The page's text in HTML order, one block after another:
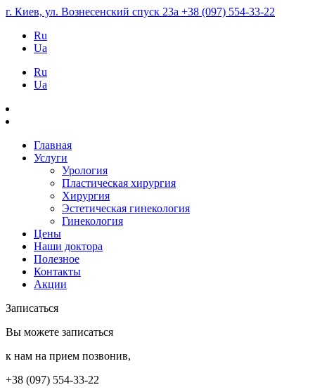
г. Киев, ул. Вознесенский спуск 23а +38 (097) 554-33-22
Ru
Ua
Ru
Ua
Главная
Услуги
Урология
Пластическая хирургия
Хирургия
Эстетическая гинекология
Гинекология
Цены
Наши доктора
Полезное
Контакты
Акции
Записаться
Вы можете записаться
к нам на прием позвонив,
+38 (097) 554-33-22